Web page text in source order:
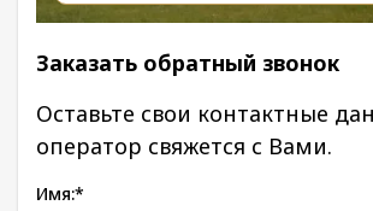
Заказать обратный звонок
Оставьте свои контактные
оператор свяжется с Вами.
Имя:*